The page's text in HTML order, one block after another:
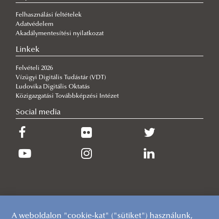
2026/07/21
VTK-s elismerések az egyetemi tanévzárón
2026/07/14
Sikerrel rendezték meg a Környezettudományi Terepgyakorlatot
2026/07/13
Sikerrel zárult a jubileumi 20. ERB Konferencia Baján
Felhasználási feltételek
Adatvédelem
Akadálymentesítési nyilatkozat
Linkek
Felvételi 2026
Vízügyi Digitális Tudástár (VDT)
Ludovika Digitális Oktatás
Közigazgatási Továbbképzési Intézet
Social media
A weboldalon "cookie-kat" ("sütiket") használunk,